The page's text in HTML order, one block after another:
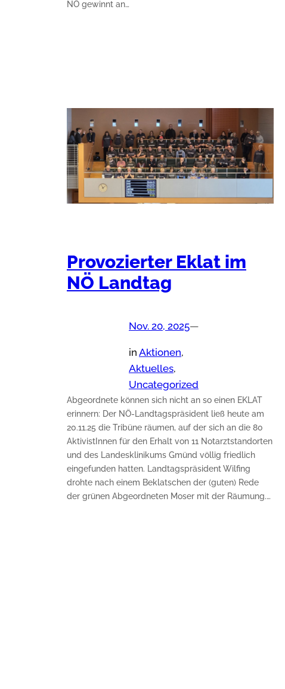
NÖ gewinnt an…
Provozierter Eklat im
NÖ Landtag
Nov. 20, 2025—
in Aktionen
Aktuelles
Uncategorized
Abgeordnete können sich nicht an so einen EKLAT
erinnern: Der NÖ-Landtagspräsident ließ heute am
20.11.25 die Tribüne räumen, auf der sich an die 80
AktivistInnen für den Erhalt von 11 Notarztstandorten
und des Landesklinikums Gmünd völlig friedlich
eingefunden hatten. Landtagspräsident Wilfing
drohte nach einem Beklatschen der (guten) Rede
der grünen Abgeordneten Moser mit der Räumung.…